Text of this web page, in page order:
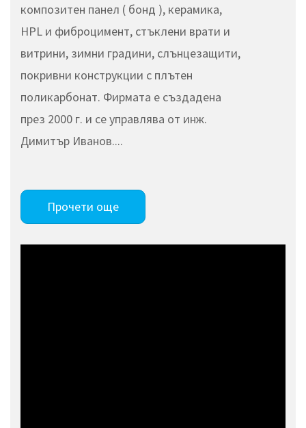
композитен панел ( бонд ), керамика,
HPL и фиброцимент, стъклени врати и
витрини, зимни градини, слънцезащити,
покривни конструкции с плътен
поликарбонат. Фирмата е създадена
през 2000 г. и се управлява от инж.
Димитър Иванов....
Прочети още